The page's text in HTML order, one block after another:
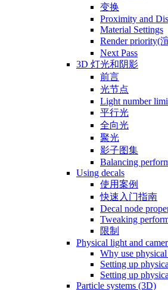
变换
Proximity and
Material Settings
Render priority(
Next Pass
3D 灯光和阴影
前言
光节点
Light number
平行光
全向光
聚光
影子图集
Balancing
Using decals
使用案例
快速入门指南
Decal node
Tweaking
限制
Physical light and
Why use
Setting up
Setting up
Particle systems (3D)